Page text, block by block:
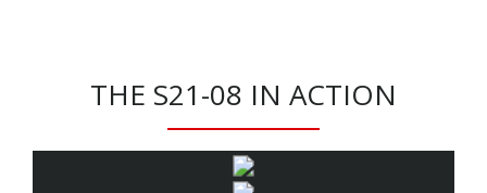
THE S21-08 IN ACTION